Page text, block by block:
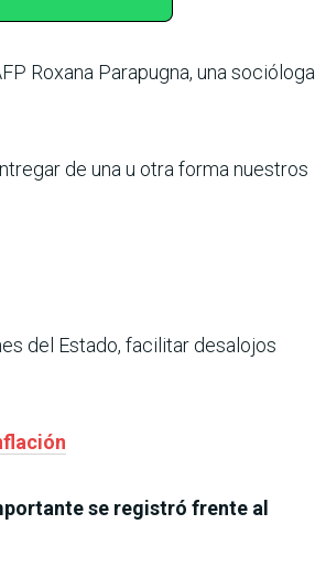
Roxana Parapugna, una socióloga
de una u otra forma nuestros
del Estado, facilitar desalojos
se registró frente al